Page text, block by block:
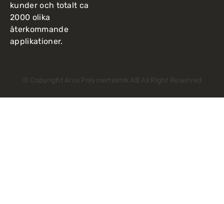
kunder och totalt ca
2000 olika
återkommande
applikationer.
© Copyright Aros Polymerteknik AB All Right Reserved